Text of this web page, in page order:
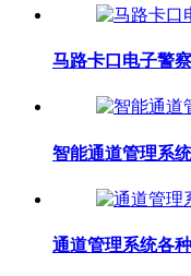
马路卡口电子警
智能通道管理系
通道管理系统各